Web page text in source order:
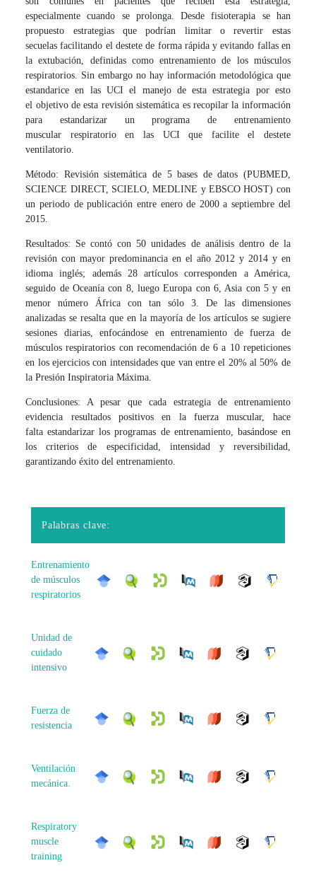
especialmente cuando se prolonga. Desde fisioterapia se han
propuesto estrategias que podrían limitar o revertir estas
secuelas facilitando el destete de forma rápida y evitando fallas en
la extubación, definidas como entrenamiento de los músculos
respiratorios. Sin embargo no hay información metodológica que
estandarice en las UCI el manejo de esta estrategia por esto
el objetivo de esta revisión sistemática es recopilar la información
para estandarizar un programa de entrenamiento
muscular respiratorio en las UCI que facilite el destete
ventilatorio.
Método: Revisión sistemática de 5 bases de datos (PUBMED,
SCIENCE DIRECT, SCIELO, MEDLINE y EBSCO HOST) con
un periodo de publicación entre enero de 2000 a septiembre del
2015.
Resultados: Se contó con 50 unidades de análisis dentro de la
revisión con mayor predominancia en el año 2012 y 2014 y en
idioma inglés; además 28 artículos corresponden a América,
seguido de Oceanía con 8, luego Europa con 6, Asia con 5 y en
menor número África con tan sólo 3. De las dimensiones
analizadas se resalta que en la mayoría de los artículos se sugiere
sesiones diarias, enfocándose en entrenamiento de fuerza de
músculos respiratorios con recomendación de 6 a 10 repeticiones
en los ejercicios con intensidades que van entre el 20% al 50% de
la Presión Inspiratoria Máxima.
Conclusiones: A pesar que cada estrategia de entrenamiento
evidencia resultados positivos en la fuerza muscular, hace
falta estandarizar los programas de entrenamiento, basándose en
los criterios de especificidad, intensidad y reversibilidad,
garantizando éxito del entrenamiento.
Palabras clave:
Entrenamiento
de músculos
respiratorios
Unidad de
cuidado
intensivo
Fuerza de
resistencia
Ventilación
mecánica.
Respiratory
muscle
training